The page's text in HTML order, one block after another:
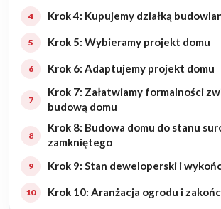
Rozbudowa
Remonty
Filmy
Krok 4: Kupujemy działką
Krok 5: Wybieramy projekt domu
Krok 6: Adaptujemy projekt domu
Krok 7: Załatwiamy formalności
budową domu
Krok 8: Budowa domu do stanu
zamkniętego
Krok 9: Stan deweloperski i
Krok 10: Aranżacja ogrodu i